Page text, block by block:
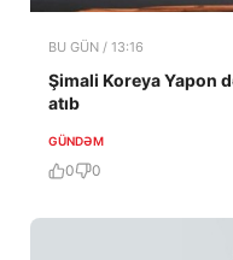
BU GÜN / 13:16
Şimali Koreya Yapon
atıb
GÜNDƏM
0 0